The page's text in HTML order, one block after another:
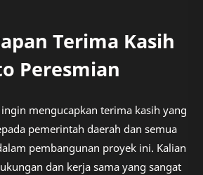
Terima Kasih
Peresmian
mengucapkan terima kasih yang
pemerintah daerah dan semua
pembangunan proyek ini. Kalian
dan kerja sama yang sangat